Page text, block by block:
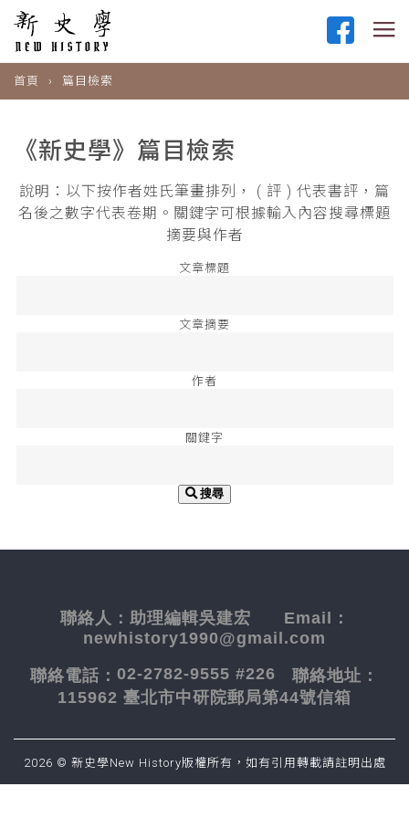
首頁 篇目檢索
《新史學》篇目檢索
說明：以下按作者姓氏筆畫排列， ( 評 ) 代表書評，篇
名後之數字代表卷期。關鍵字可根據輸入內容搜尋標題
摘要與作者
文章標題
文章摘要
作者
關鍵字
搜尋
聯絡人： 助理編輯吳建宏 Email：
newhistory1990@gmail.com
聯絡電話： 02-2782-9555 #226 聯絡地址：
115962 臺北市中研院郵局第44號信箱
2026 © 新史學New History版權所有，如有引用轉載請註明出處